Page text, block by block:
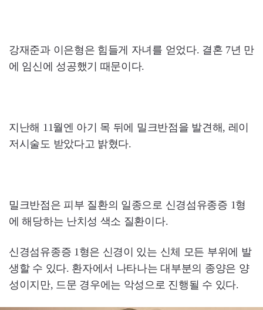
강재준과 이은형은 힘들게 자녀를 얻었다. 결혼 7년 만
에 임신에 성공했기 때문이다.
지난해 11월엔 아기 목 뒤에 밀크반점을 발견해, 레이
저시술도 받았다고 밝혔다.
밀크반점은 피부 질환의 일종으로 신경섬유종증 1형
에 해당하는 난치성 색소 질환이다.
신경섬유종증 1형은 신경이 있는 신체 모든 부위에 발
생할 수 있다. 환자에서 나타나는 대부분의 종양은 양
성이지만, 드문 경우에는 악성으로 진행될 수 있다.